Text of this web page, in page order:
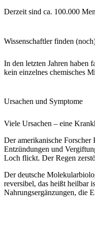
Derzeit sind ca. 100.000
Wissenschaftler finden
In den letzten Jahren haben
kein einzelnes chemisches
Ursachen und Symptome
Viele Ursachen – eine
Deramerikanische Forscher
Entzündungen und
Loch flickt. Der Regen
Derdeutsche
reversibel, das heißt heilbar
Nahrungsergänzungen, die